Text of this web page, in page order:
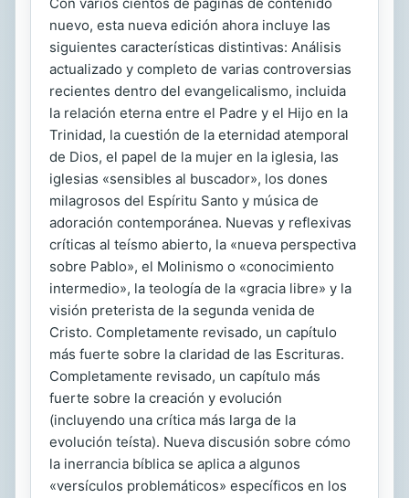
nuevo, esta nueva edición ahora incluye las
siguientes características distintivas: Análisis
actualizado y completo de varias controversias
recientes dentro del evangelicalismo, incluida
la relación eterna entre el Padre y el Hijo en la
Trinidad, la cuestión de la eternidad atemporal
de Dios, el papel de la mujer en la iglesia, las
iglesias «sensibles al buscador», los dones
milagrosos del Espíritu Santo y música de
adoración contemporánea. Nuevas y reflexivas
críticas al teísmo abierto, la «nueva perspectiva
sobre Pablo», el Molinismo o «conocimiento
intermedio», la teología de la «gracia libre» y la
visión preterista de la segunda venida de
Cristo. Completamente revisado, un capítulo
más fuerte sobre la claridad de las Escrituras.
Completamente revisado, un capítulo más
fuerte sobre la creación y evolución
(incluyendo una crítica más larga de la
evolución teísta). Nueva discusión sobre cómo
la inerrancia bíblica se aplica a algunos
«versículos problemáticos» específicos en los